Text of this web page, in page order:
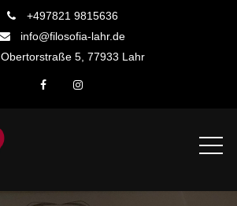
+497821 9815636
info@filosofia-lahr.de
Obertorstraße 5, 77933 Lahr